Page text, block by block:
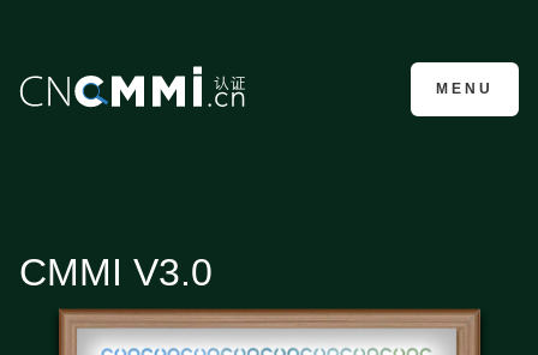
CMMI认证咨询
MENU
CMMI V3.0